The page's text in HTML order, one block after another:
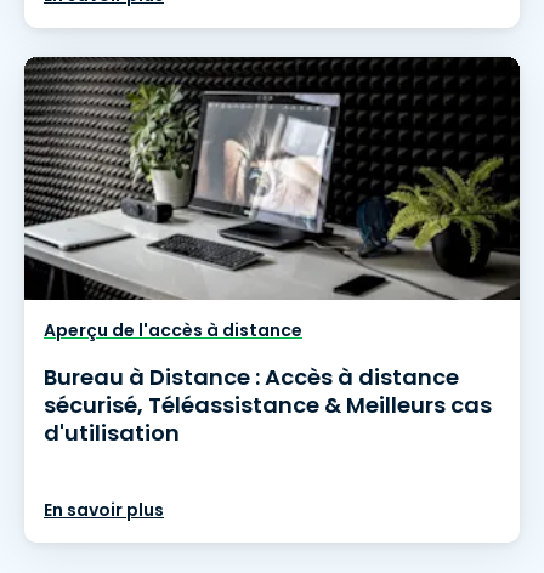
Aperçu de l'accès à distance
Bureau à Distance : Accès à distance
sécurisé, Téléassistance & Meilleurs cas
d'utilisation
En savoir plus